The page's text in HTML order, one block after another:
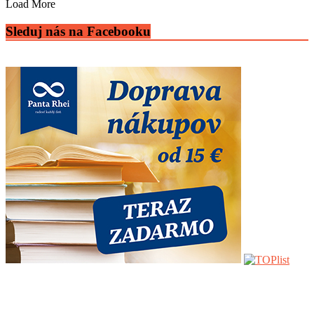
Load More
Sleduj nás na Facebooku